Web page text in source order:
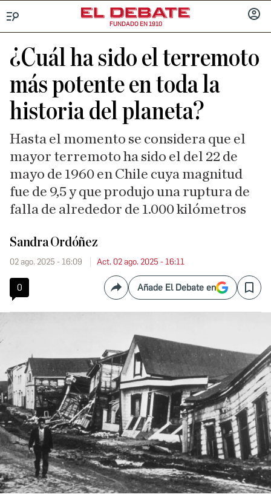
FUNDADO EN 1910
¿Cuál ha sido el terremoto
más potente en toda la
historia del planeta?
Hasta el momento se considera que el
mayor terremoto ha sido el del 22 de
mayo de 1960 en Chile cuya magnitud
fue de 9,5 y que produjo una ruptura de
falla de alrededor de 1.000 kilómetros
Sandra Ordóñez
02 ago. 2025 - 16:09 Act. 02 ago. 2025 - 16:11
0 CompartirAñade El Debate en Save